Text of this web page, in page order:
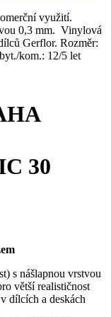
využití.
0,3 mm. Vinylová
Gerflor. Rozměr:
kom.: 12/5 let
30
s nášlapnou vrstvou
větší realističnost
dílcích a deskách